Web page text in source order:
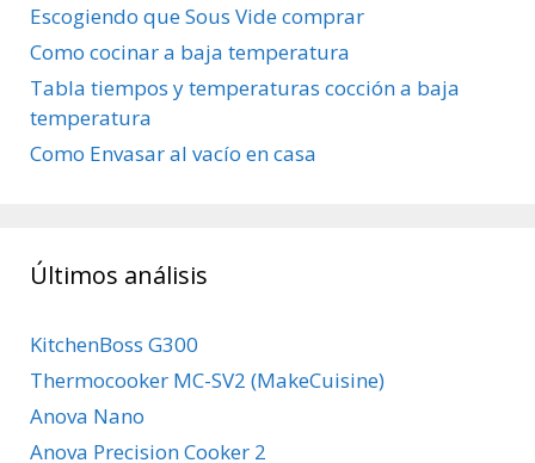
Escogiendo que Sous Vide comprar
Como cocinar a baja temperatura
Tabla tiempos y temperaturas cocción a baja
temperatura
Como Envasar al vacío en casa
Últimos análisis
KitchenBoss G300
Thermocooker MC-SV2 (MakeCuisine)
Anova Nano
Anova Precision Cooker 2